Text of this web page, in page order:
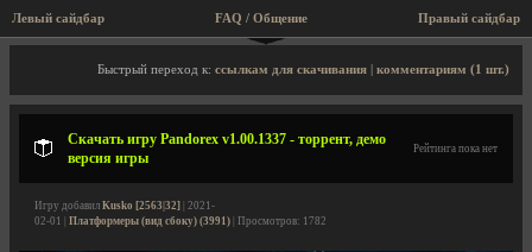
Левый сайдбар Правый сайдбар
FAQ / Общение
Описание игры, торрент, скриншоты, видео
Быстрый переход к: ссылкам для скачивания комментариям (1 шт.)
Скачать игру Pandorex v1.00.1337 - торрент, демо
версия игры
Рейтинга пока нет
Игру добавил Kusko [2563|32] | 2021-
02-01 | Платформеры (вид сбоку) (3991) | Просмотров: 1782